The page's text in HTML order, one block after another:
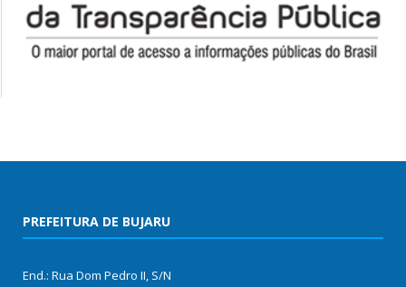
PREFEITURA DE BUJARU
End.: Rua Dom Pedro II, S/N